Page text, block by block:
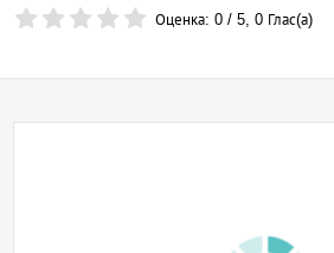
Оценка:0 /5,0 Глас(а)